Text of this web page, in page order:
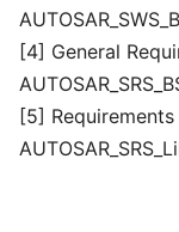
[4] General
[5]